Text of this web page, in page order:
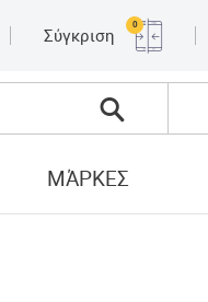
Σύγκριση
0
ΜΆΡΚΕΣ